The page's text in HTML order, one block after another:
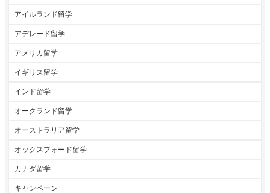
アイルランド留学
アデレード留学
アメリカ留学
イギリス留学
インド留学
オークランド留学
オーストラリア留学
オックスフォード留学
カナダ留学
キャンペーン